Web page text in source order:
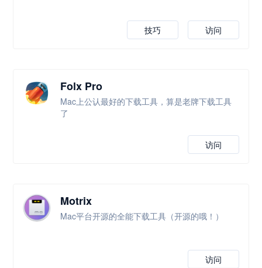
访问
技巧
Folx Pro
Mac上公认最好的下载工具，算是老牌下载工具
了
访问
Motrix
Mac平台开源的全能下载工具（开源的哦！）
访问